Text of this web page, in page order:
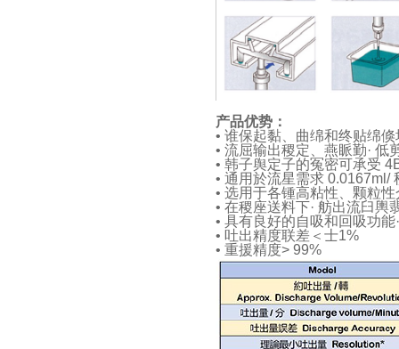
产品优势：
• 谁保起黏、曲绵和终贴绵倏
• 流屈输出稷定、燕眽勤· 低
• 韩子舆定子的冤密可承受
• 通用於流星需求 0.0167ml/
• 选用于各锺高粘性、颗粒
• 在稷座送料下· 舫出流臼輿
• 具有良好的自吸和回吸功
• 吐出精度联差＜士1%
• 重援精度> 99%